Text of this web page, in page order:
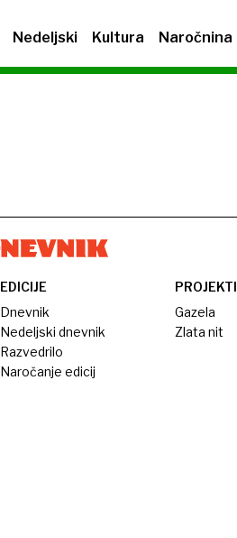
Nedeljski Kultura Naročnina
EDICIJE
Dnevnik
Nedeljski dnevnik
Razvedrilo
Naročanje edicij
PROJEKTI
Gazela
Zlata nit